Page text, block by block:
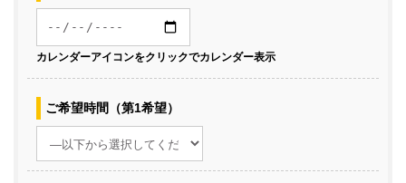
カレンダーアイコンをクリックでカレンダー表示
ご希望時間（第1希望）